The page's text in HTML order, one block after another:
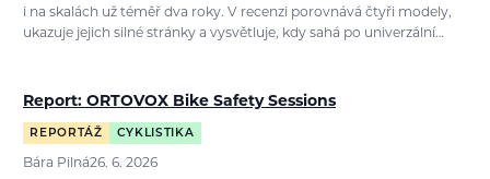
i na skalách už téměř dva roky. V recenzi porovnává čtyři modely,
ukazuje jejich silné stránky a vysvětluje, kdy sahá po univerzální…
Report: ORTOVOX Bike Safety Sessions
REPORTÁŽ CYKLISTIKA
Bára Pilná26. 6. 2026